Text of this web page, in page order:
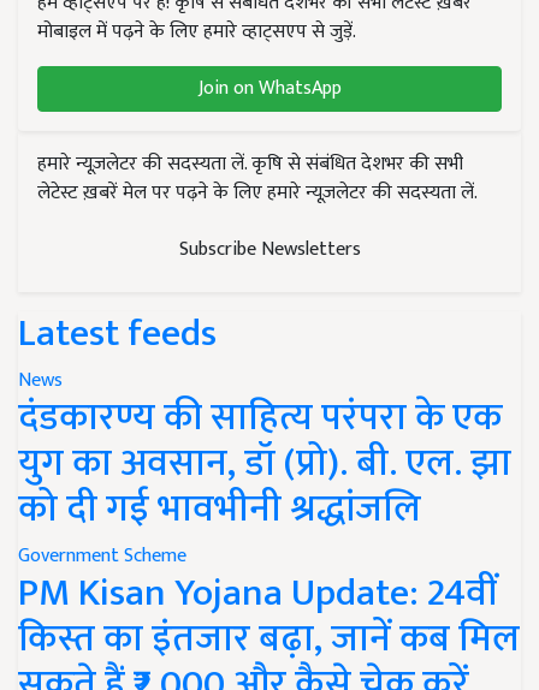
मोबाइल में पढ़ने के लिए हमारे व्हाट्सएप से जुड़ें.
Join on WhatsApp
हमारे न्यूज़लेटर की सदस्यता लें. कृषि से संबंधित देशभर की सभी
लेटेस्ट ख़बरें मेल पर पढ़ने के लिए हमारे न्यूज़लेटर की सदस्यता लें.
Subscribe Newsletters
Latest feeds
News
दंडकारण्य की साहित्य परंपरा के एक
युग का अवसान, डॉ (प्रो). बी. एल. झा
को दी गई भावभीनी श्रद्धांजलि
Government Scheme
PM Kisan Yojana Update: 24वीं
किस्त का इंतजार बढ़ा, जानें कब मिल